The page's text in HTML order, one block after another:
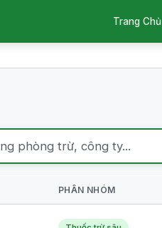
Trang Chủ
PHÂN NHÓM